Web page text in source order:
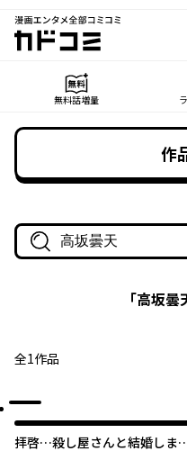
漫画エンタメ全部コミコミ
カドコミ
無料話増量
作
作品名・作家名で探す
「高坂曇
全1作品
拝啓…殺し屋さんと結婚しま